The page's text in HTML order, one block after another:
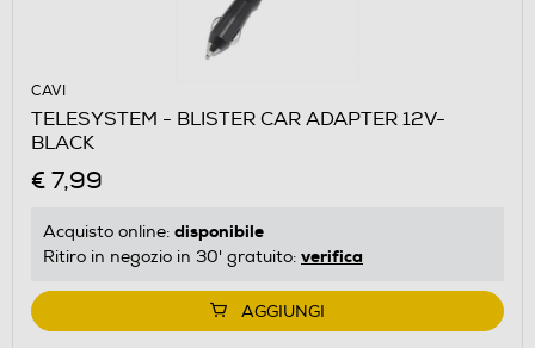
CAVI
TELESYSTEM - BLISTER CAR ADAPTER 12V-
BLACK
€ 7,99
Acquisto online: disponibile
Ritiro in negozio in 30' gratuito: verifica
AGGIUNGI